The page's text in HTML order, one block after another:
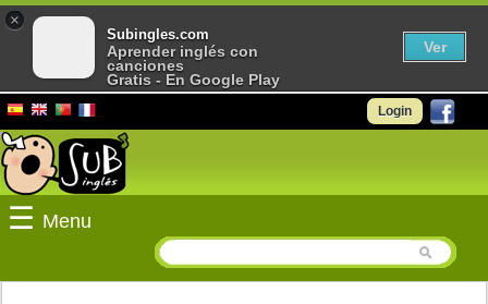
Login
☰ Menu
×
Subingles.com
Aprender inglés con
canciones
Gratis - En Google Play
Ver